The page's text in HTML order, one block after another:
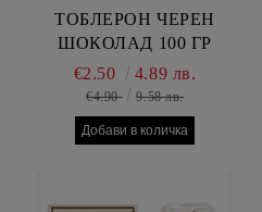
ТОБЛЕРОН ЧЕРЕН
ШОКОЛАД 100 ГР
€2.50 4.89 лв.
€4.90 9.58 лв.